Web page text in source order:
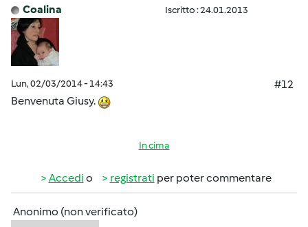
Coalina Iscritto : 24.01.2013
Lun, 02/03/2014 - 14:43
#12
Benvenuta Giusy.
In cima
Accedi o registrati per poter commentare
Anonimo (non verificato)